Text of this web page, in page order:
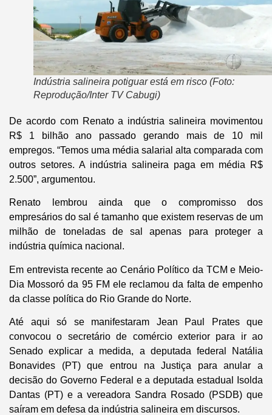
Indústria salineira potiguar está em risco (Foto:
Reprodução/Inter TV Cabugi)
De acordo com Renato a indústria salineira movimentou
R$ 1 bilhão ano passado gerando mais de 10 mil
empregos. “Temos uma média salarial alta comparada com
outros setores. A indústria salineira paga em média R$
2.500”, argumentou.
Renato lembrou ainda que o compromisso dos
empresários do sal é tamanho que existem reservas de um
milhão de toneladas de sal apenas para proteger a
indústria química nacional.
Em entrevista recente ao Cenário Político da TCM e Meio-
Dia Mossoró da 95 FM ele reclamou da falta de empenho
da classe política do Rio Grande do Norte.
Até aqui só se manifestaram Jean Paul Prates que
convocou o secretário de comércio exterior para ir ao
Senado explicar a medida, a deputada federal Natália
Bonavides (PT) que entrou na Justiça para anular a
decisão do Governo Federal e a deputada estadual Isolda
Dantas (PT) e a vereadora Sandra Rosado (PSDB) que
saíram em defesa da indústria salineira em discursos.